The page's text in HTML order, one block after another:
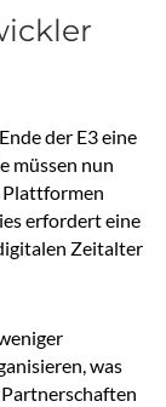
der E3 eine
müssen nun
Plattformen
erfordert eine
Zeitalter
was